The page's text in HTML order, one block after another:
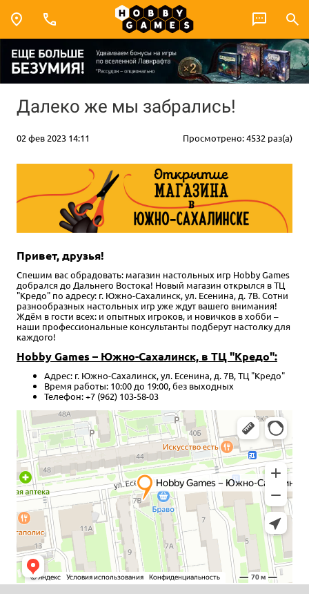
Далеко же мы забрались!
02 фев 2023 14:11 Просмотрено: 4532 раз(а)
Привет, друзья!
Спешим вас обрадовать: магазин настольных игр Hobby Games
добрался до Дальнего Востока! Новый магазин открылся в ТЦ
"Кредо" по адресу: г. Южно-Сахалинск, ул. Есенина, д. 7В. Сотни
разнообразных настольных игр уже ждут вашего внимания!
Ждём в гости всех: и опытных игроков, и новичков в хобби –
наши профессиональные консультанты подберут настолку для
каждого!
Hobby Games – Южно-Сахалинск, в ТЦ "Кредо":
Адрес: г. Южно-Сахалинск, ул. Есенина, д. 7В, ТЦ "Кредо"
Время работы: 10:00 до 19:00, без выходных
Телефон: +7 (962) 103-58-03